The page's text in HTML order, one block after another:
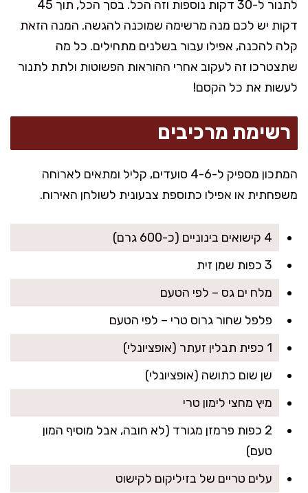
לתנור ל-30 דקות נוספות וזה הכל. בסך הכל, תוך 45
דקות יש לכם מנה מרשימה שמוכנה להגשה. המנה הזאת
קלה להכנה, אפילו עבור בשלנים מתחילים. כל מה
שתצטרכו זה לעקוב אחרי ההוראות הפשוטות ולתת לתנור
לעשות את כל הקסם!
רשימת מרכיבים
המתכון מספיק ל-4-6 סועדים, קליל ומתאים לארוחה
משפחתית או אפילו כתוספת צבעונית לשולחן האירוח.
4 קישואים בינוניים (כ-600 גרם)
3 כפות שמן זית
מלח ים גס – לפי הטעם
פלפל שחור גרוס טרי – לפי הטעם
1 כפית תבלין זעתר (אופציונלי)
שן שום כתושה (אופציונלי)
מיץ מחצי לימון טרי
2 כפות פרמזן מגורד (לא חובה, אבל מוסיף המון
טעם)
עלים טריים של בזיליקום לקישוט